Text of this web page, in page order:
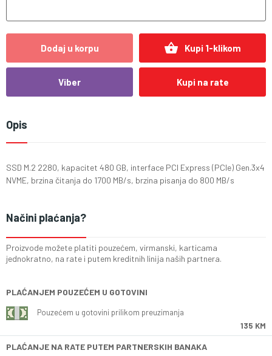
Dodaj u korpu shopping_basket Kupi 1-klikom
Viber Kupi na rate
Opis
SSD M.2 2280, kapacitet 480 GB, interface PCI Express (PCIe) Gen.3x4
NVME, brzina čitanja do 1700 MB/s, brzina pisanja do 800 MB/s
Načini plaćanja?
Proizvode možete platiti pouzećem, virmanski, karticama
jednokratno, na rate i putem kreditnih linija naših partnera.
PLAĆANJEM POUZEĆEM U GOTOVINI
Pouzećem u gotovini prilikom preuzimanja
135 KM
PLAĆANJE NA RATE PUTEM PARTNERSKIH BANAKA